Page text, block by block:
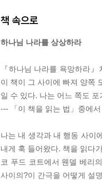
책 속으로
하나님 나라를 상상하라
『하나님 나라를 욕망하라
이 책이 그 사이에 빠져 양쪽
일 수 있다. 나는 어느 쪽도
--- 「이 책을 읽는 법」중에서
나는 내 생각과 내 행동 사이
내게 훅 들어왔다. 책을 읽다
코 푸드 코트에서 웬델 베리
사이의?이 간극을 어떻게 설